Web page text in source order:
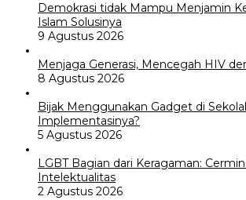
Demokrasi tidak Mampu Menjamin
Islam Solusinya
9 Agustus 2026
Menjaga Generasi, Mencegah HIV
8 Agustus 2026
Bijak Menggunakan Gadget di
Implementasinya?
5 Agustus 2026
LGBT Bagian dari Keragaman:
Intelektualitas
2 Agustus 2026